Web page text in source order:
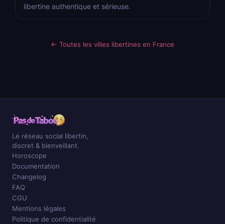
libertine authentique et sérieuse.
← Toutes les villes libertines en France
Le réseau social libertin,
discret & bienveillant.
Horoscope
Documentation
Changelog
FAQ
CGU
Mentions légales
Politique de confidentialité